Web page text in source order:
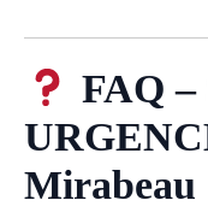
FAQ
Mirabeau